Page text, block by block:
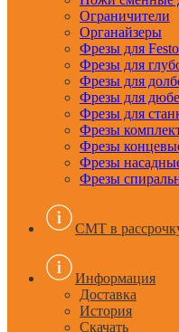
Ограничители
Органайзеры
Фрезы для
Фрезы для
Фрезы для
Фрезы для
Фрезы для
Фрезы
Фрезы
Фрезы
Фрезы
CMT в
Информация
Доставка
История
Скачать